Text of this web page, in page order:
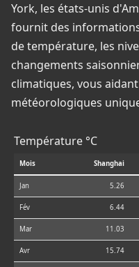
York, les états-unis
fournit des
de température, les
changements
climatiques, vous
météorologiques
Température °C
Mois Shanghai
Jan 5.26
Fév 6.44
Mar 11.03
Avr 15.74